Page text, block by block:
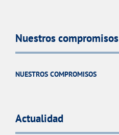
Nuestros compromisos
NUESTROS COMPROMISOS
Actualidad